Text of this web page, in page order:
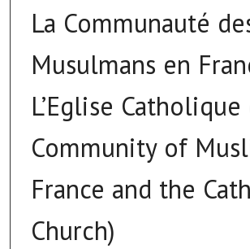
Digital Commons
La Communauté
Musulmans en
L’Eglise Catholique
Community of
France and the
Church)